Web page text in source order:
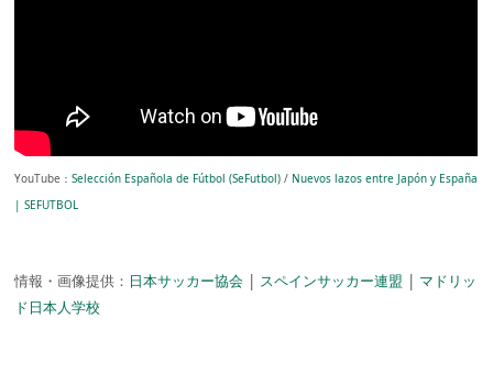
YouTube：Selección Española de Fútbol (SeFutbol)/ Nuevos lazos entre Japón y España
| SEFUTBOL
情報・画像提供： 日本サッカー協会 | スペインサッカー連盟 | マドリッ
ド日本人学校